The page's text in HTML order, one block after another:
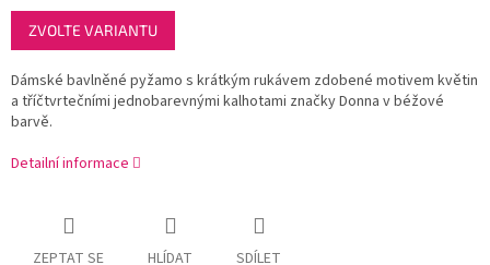
Měrná
cena:
ZVOLTE VARIANTU
Dámské bavlněné pyžamo s krátkým rukávem zdobené motivem květin
a tříčtvrtečními jednobarevnými kalhotami značky Donna v béžové
barvě.
Detailní informace
ZEPTAT SE HLÍDAT SDÍLET